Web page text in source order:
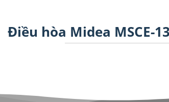
Điều hòa Midea MSCE-